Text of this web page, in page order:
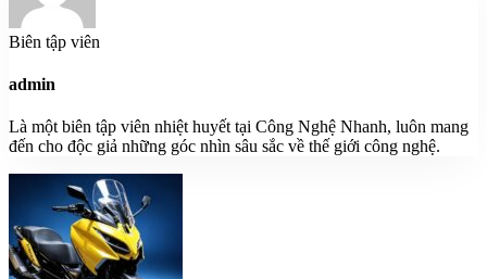
Biên tập viên
admin
Là một biên tập viên nhiệt huyết tại Công Nghệ Nhanh, luôn mang
đến cho độc giả những góc nhìn sâu sắc về thế giới công nghệ.